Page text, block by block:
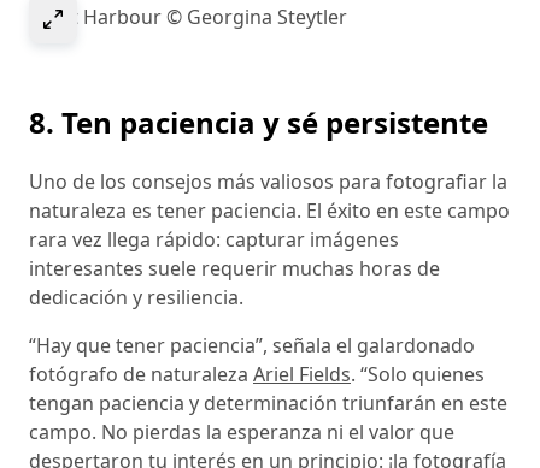
Select to expand image
Egret Harbour © Georgina Steytler
8. Ten paciencia y sé persistente
Uno de los consejos más valiosos para fotografiar la
naturaleza es tener paciencia. El éxito en este campo
rara vez llega rápido: capturar imágenes
interesantes suele requerir muchas horas de
dedicación y resiliencia.
“Hay que tener paciencia”, señala el galardonado
fotógrafo de naturaleza Ariel Fields. “Solo quienes
tengan paciencia y determinación triunfarán en este
campo. No pierdas la esperanza ni el valor que
despertaron tu interés en un principio: ¡la fotografía